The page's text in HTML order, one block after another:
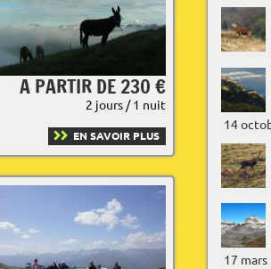
A PARTIR DE 230 €
2 jours / 1 nuit
EN SAVOIR PLUS
14
17 mars